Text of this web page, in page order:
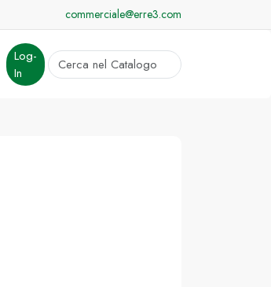
commerciale@erre3.com
Log-
In
cerca